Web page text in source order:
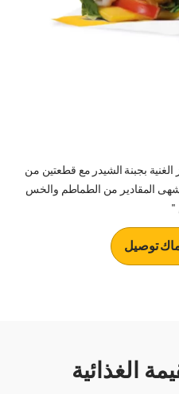
بجبنة الشيدر مع قطعتين من
المقادير من الطماطم والخس
"
توصيل
الغذائية